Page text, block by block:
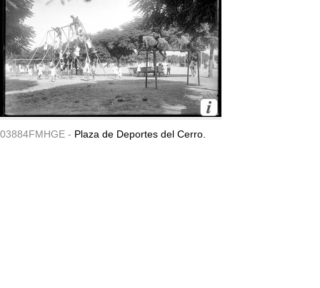
03884FMHGE - Plaza de Deportes del Cerro.